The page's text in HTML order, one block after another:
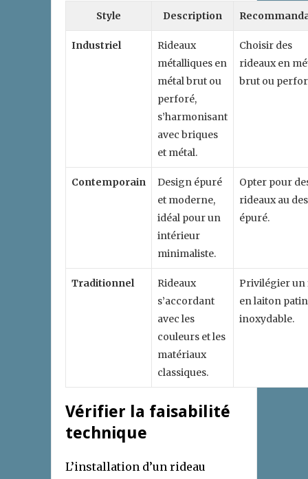
Style Description
Industriel
Rideaux
métalliques en
métal brut ou
perforé,
s’harmonisant
avec briques
et métal.
Choisir des
rideaux en
brut ou
Contemporain
Design épuré
et moderne,
idéal pour un
intérieur
minimaliste.
Opter pour
rideaux au
épuré.
Traditionnel
Rideaux
s’accordant
avec les
couleurs et les
matériaux
classiques.
Privilégier
en laiton
inoxydable.
Vérifier la faisabilité
technique
L’installation d’un rideau